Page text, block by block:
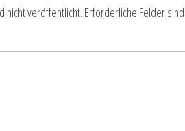
nicht veröffentlicht. Erforderliche Felder